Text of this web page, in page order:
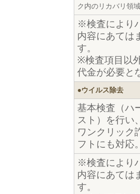
ク内のリカバリ領
※検査により
内容にあては
す。
※検査項目以
代金が必要と
●ウイルス除去
基本検査（ハ
スト）を行い
ワンクリック
フトにも対応
※検査により
内容にあては
す。